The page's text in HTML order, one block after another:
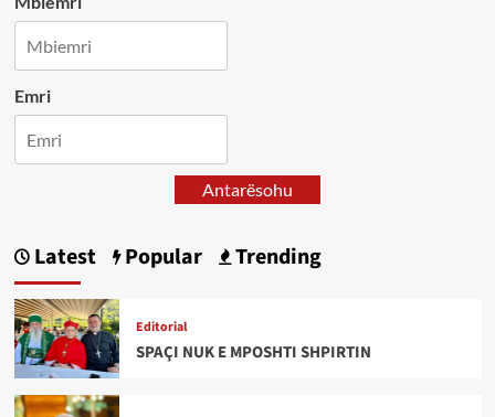
Emri
Antarësohu
Latest Popular Trending
Editorial
SPAÇI NUK E MPOSHTI SHPIRTIN